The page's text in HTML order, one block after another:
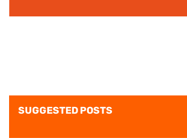
SUGGESTED POSTS